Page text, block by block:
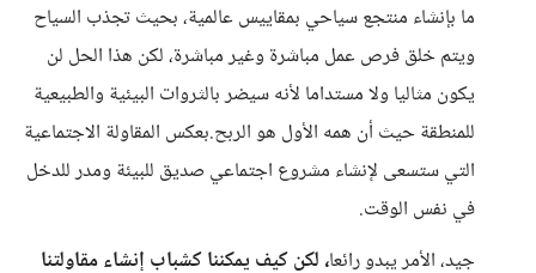
ما بإنشاء منتجع سياحي بمقاييس عالمية، بحيث تجذب السياح
ويتم خلق فرص عمل مباشرة وغير مباشرة، لكن هذا الحل لن
يكون مثاليا ولا مستداما لأنه سيضر بالثروات البيئية والطبيعية
للمنطقة حيث أن همه الأول هو الربح.بعكس المقاولة الاجتماعية
التي ستسعى لإنشاء مشروع اجتماعي صديق للبيئة ومدر للدخل
في نفس الوقت.
جيد، الأمر يبدو رائعا، لكن كيف يمكننا كشباب إنشاء مقاولتنا